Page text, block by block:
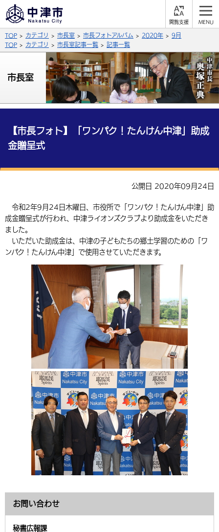
支
背景色
青 白
文字の大きさ
拡大 標準 縮小
英語（English） 中国語（簡体字）
中国語（繁体字） 韓国語（한국어）
組織案内
公式SNS
X (Twitter) YouTube
サイト内検索
総合メニュー
くらしの情報
届出・登録・証明 保険・年金
健康・予防
税金 住宅・インフラ
環境・衛生
選挙 外国人の方向け情報
事業者の方へ
産業・雇用
農林水産業 税金
都市整備
施設情報 子どもを預ける
手当・助成
相談・支援・情報 計画・施策
観光・移住
観光なび
遊ぶ・体験する グルメ・食べる
買う・おみやげ 四季のイベント・祭り
移住・定住
市政情報
中津市について 市役所の紹介
地方創生・地域活性化 広報・広聴
行政・計画
TOP カテゴリ 市長室 市長フォトアルバム 2020年
9月
TOP
カテゴリ 市長室記事一覧 記事一覧
市長室
【市長フォト】「ワンパク！たんけん中津」助成
金贈呈式
公開日 2020年09月24日
令和2年9月24日木曜日、市役所で「ワンパク！たんけん中津」助
成金贈呈式が行われ、中津ライオンズクラブより助成金をいただき
ました。
いただいた助成金は、中津の子どもたちの郷土学習のための「ワ
ンパク！たんけん中津」で使用させていただきます。
お問い合わせ
秘書広報課